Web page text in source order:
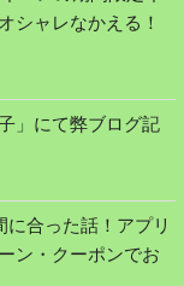
シャレなかえる！
」にて弊ブログ記
に合った話！アプリ
ン・クーポンでお